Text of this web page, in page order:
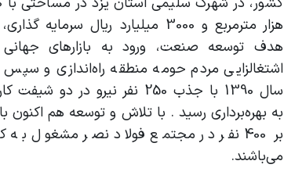
هزار متر‌مربع و 3000 میلیارد ریال سرمایه
هدف توسعه صنعت، ورود به بازارهای
اشتغالزایی مردم حومه منطقه راه‌اندازی و سپس
سال 1390 با جذب 250 نفر نیرو در دو شیفت
به بهره‌برداری رسید . با تلاش و توسعه هم اکنون
بر 400 نفر در مجتمع فولاد نصر مشغول به
می‌باشند.